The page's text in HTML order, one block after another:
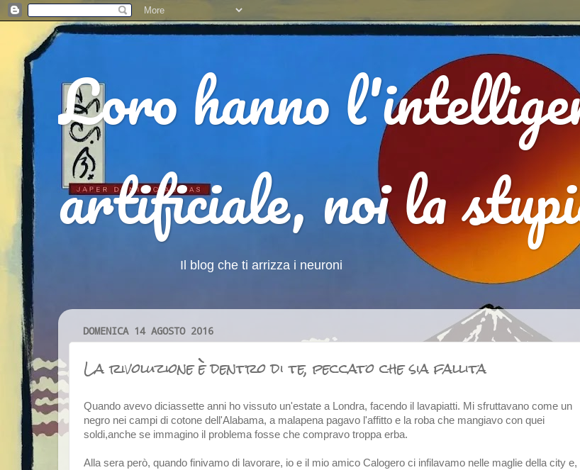
Loro hanno
artificiale, noi la
                                  Il blog che ti arrizza i neuroni
DOMENICA 14 AGOSTO 2016
La rivoluzione è dentro di te, peccato che sia fallita
Quando avevo diciassette anni ho vissuto un'estate a Londra, facendo il lavapiatti. Mi sfruttavano come un
negro nei campi di cotone dell'Alabama, a malapena pagavo l'affitto e la roba che mangiavo con quei
soldi,anche se immagino il problema fosse che compravo troppa erba.
Alla sera però, quando finivamo di lavorare, io e il mio amico Calogero ci infilavamo nelle maglie della city e,